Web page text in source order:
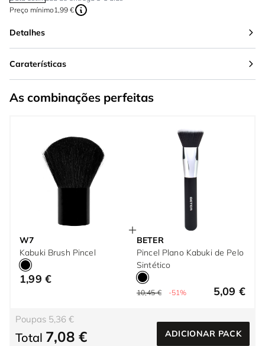
Preço mínimo1,99 €
Detalhes
Caraterísticas
As combinações perfeitas
W7
Kabuki Brush Pincel
1,99 €
BETER
Pincel Plano Kabuki de Pelo
Sintético
10,45 € -51% 5,09 €
Poupas 5,36 €
Total 7,08 € ADICIONAR PACK